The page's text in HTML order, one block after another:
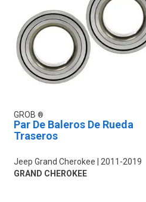
GROB
Par De Baleros De Rueda
Traseros
Jeep Grand Cherokee
2011-2019
GRAND CHEROKEE